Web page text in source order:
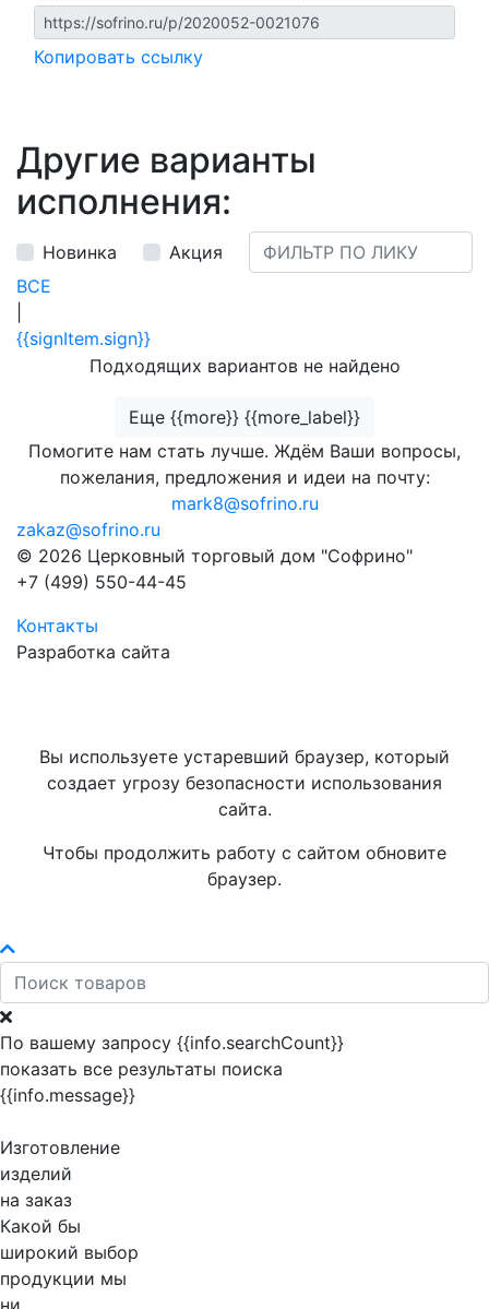
Копировать ссылку
Другие варианты
исполнения:
Новинка
Акция
ВСЕ
{{signItem.sign}}
Подходящих вариантов не найдено
Еще {{more}} {{more_label}}
Помогите нам стать лучше. Ждём Ваши вопросы,
пожелания, предложения и идеи на почту:
mark8@sofrino.ru
zakaz@sofrino.ru
© 2026 Церковный торговый дом "Софрино"
+7 (499) 550-44-45
Контакты
Разработка сайта
Вы используете устаревший браузер, который
создает угрозу безопасности использования
сайта.
Чтобы продолжить работу с сайтом обновите
браузер.
По вашему запросу {{info.searchCount}}
показать все результаты поиска
{{info.message}}
Изготовление
изделий
на заказ
Какой бы
широкий выбор
продукции мы